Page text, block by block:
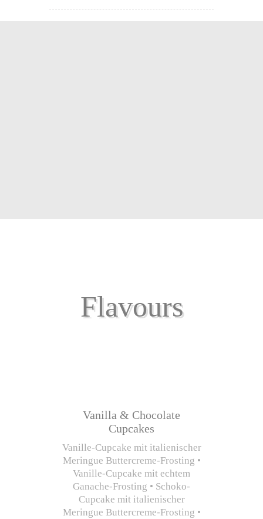
Flavours
Vanilla & Chocolate
Cupcakes
Vanille-Cupcake mit italienischer
Meringue Buttercreme-Frosting •
Vanille-Cupcake mit echtem
Ganache-Frosting • Schoko-
Cupcake mit italienischer
Meringue Buttercreme-Frosting •